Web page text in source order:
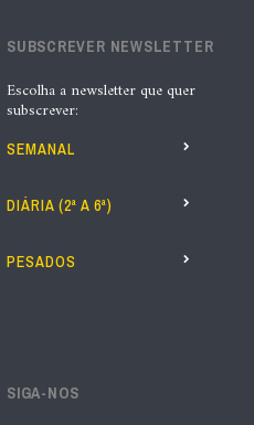
SUBSCREVER NEWSLETTER
Escolha a newsletter que quer
subscrever:
SEMANAL
DIÁRIA (2ª A 6ª)
PESADOS
SIGA-NOS